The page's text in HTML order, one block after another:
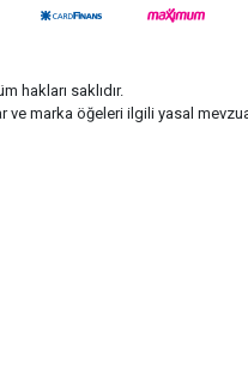
hakları saklıdır.
marka öğeleri ilgili yasal